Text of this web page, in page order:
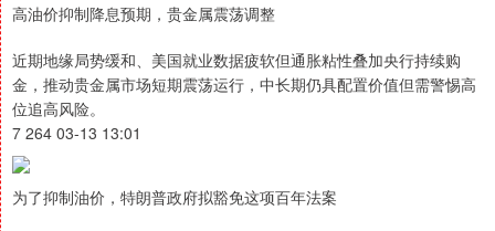
高油价抑制降息预期，贵金属震荡调整
近期地缘局势缓和、美国就业数据疲软但通胀粘性叠加央行持续购
金，推动贵金属市场短期震荡运行，中长期仍具配置价值但需警惕高
位追高风险。
7 264 03-13 13:01
为了抑制油价，特朗普政府拟豁免这项百年法案